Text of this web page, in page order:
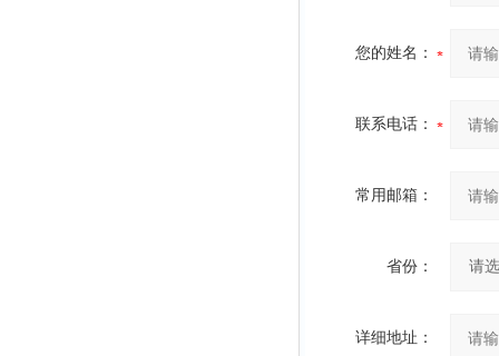
您的姓名：
联系电话：
常用邮箱：
省份：
详细地址：